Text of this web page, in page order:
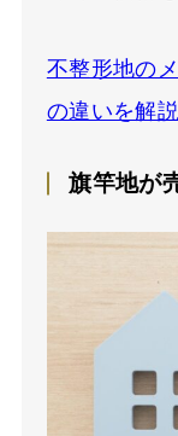
不整形地の
の違いを解説
旗竿地が